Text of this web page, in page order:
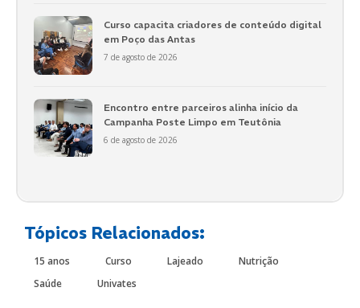
Curso capacita criadores de conteúdo digital
em Poço das Antas
7 de agosto de 2026
Encontro entre parceiros alinha início da
Campanha Poste Limpo em Teutônia
6 de agosto de 2026
Tópicos Relacionados:
15 anos Curso Lajeado
Nutrição
Saúde
Univates